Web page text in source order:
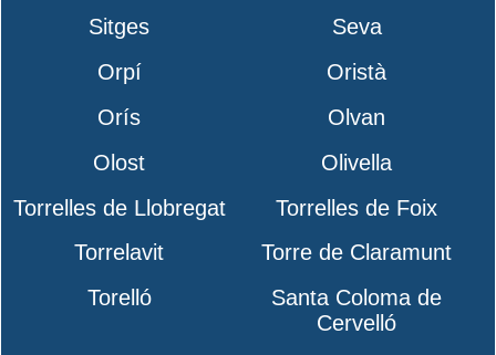
Sitges
Seva
Orpí
Oristà
Orís
Olvan
Olost
Olivella
Torrelles de Llobregat
Torrelles de Foix
Torrelavit
Torre de Claramunt
Torelló
Santa Coloma de
Cervelló